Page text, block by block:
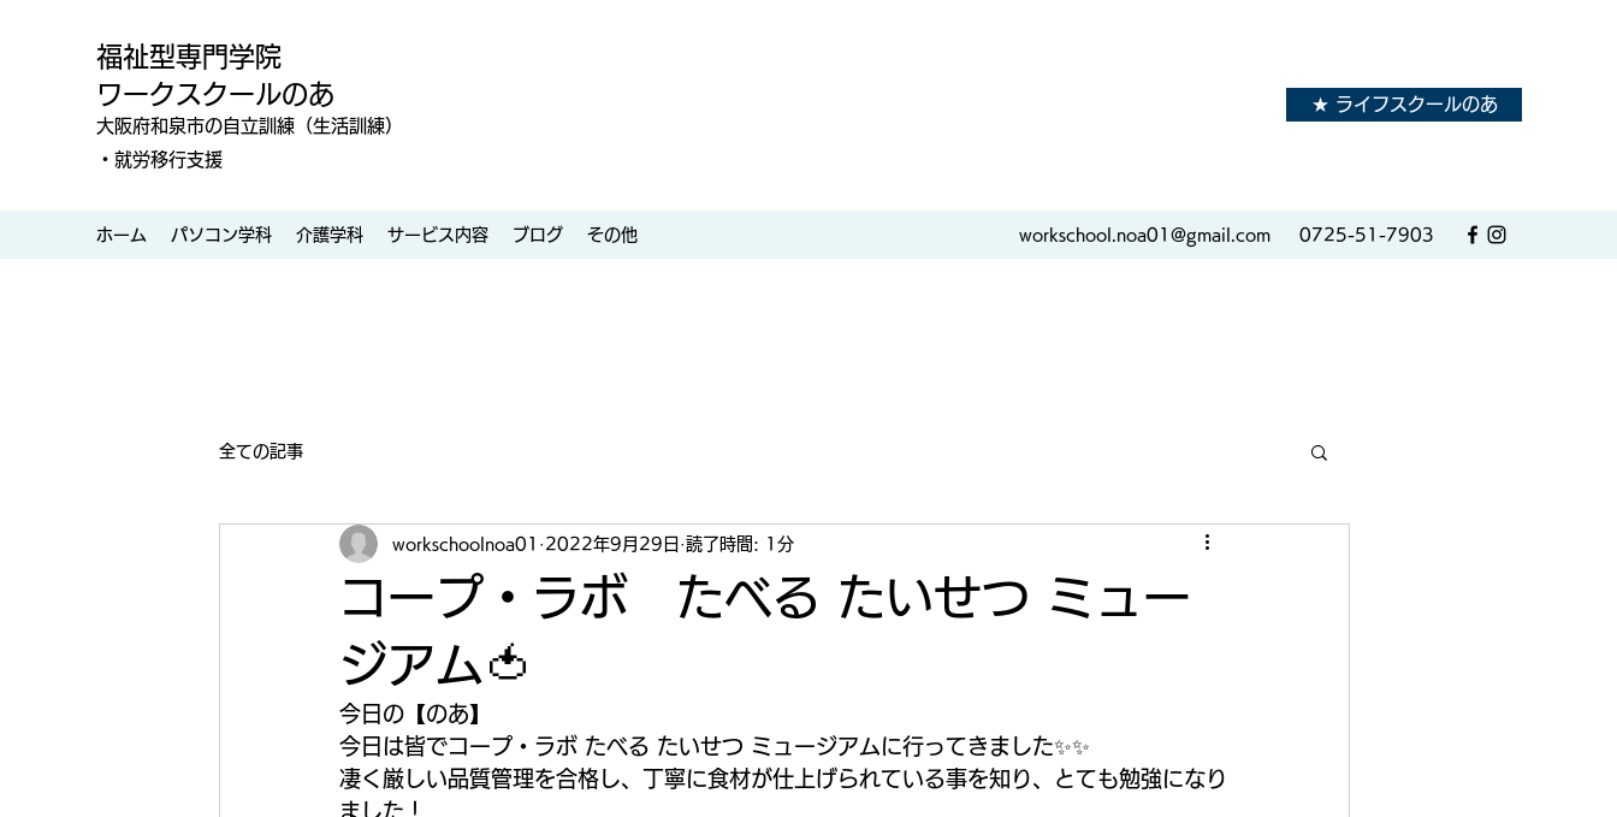
福祉型専門学院
ワークスクールのあ
大阪府和泉市の自立訓練（生活訓練）
・就労移行支援
★ ライフスクールのあ
ホーム パソコン学科 介護学科 サービス内容 ブログ その他 workschool.noa01@gmail.com 0725-51-7903
全ての記事
コープ・ラボ たべる たいせつ ミュー
ジアム🍅
workschoolnoa01 2022年9月29日 読了時間: 1分
今日の【のあ】
今日は皆でコープ・ラボ たべる たいせつ ミュージアムに行ってきました✨✨
凄く厳しい品質管理を合格し、丁寧に食材が仕上げられている事を知り、とても勉強になり
ました！